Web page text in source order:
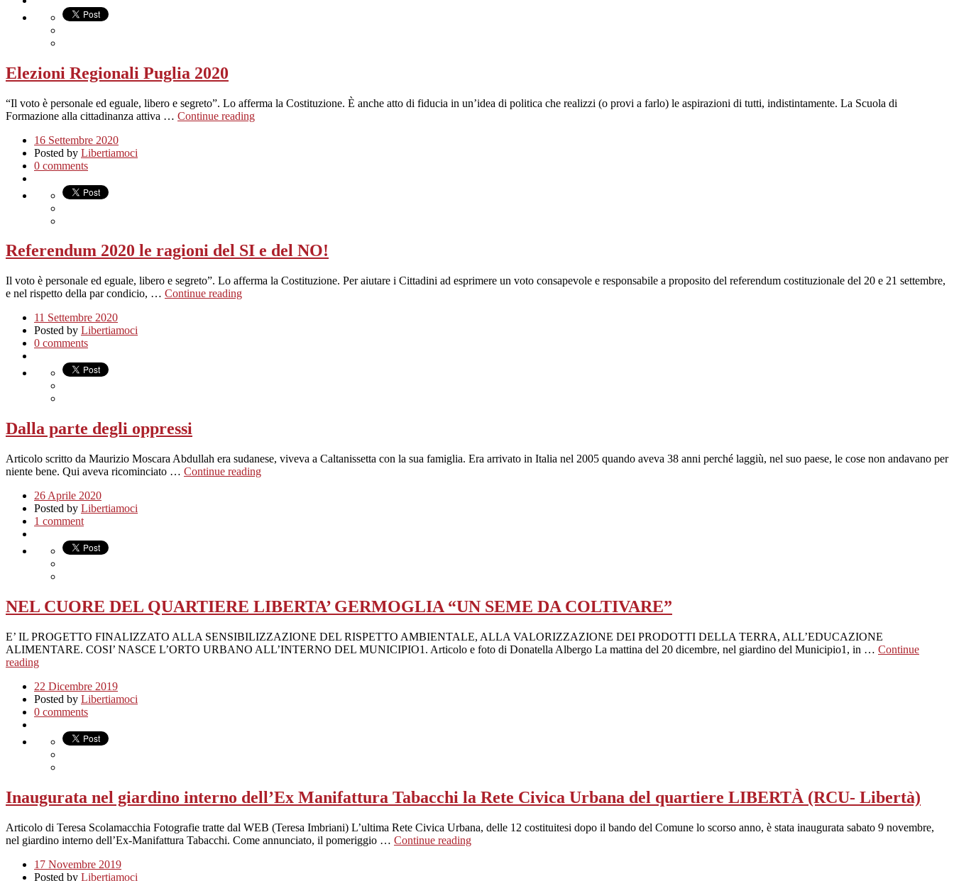
Elezioni Regionali Puglia 2020
“Il voto è personale ed eguale, libero e segreto”. Lo afferma la Costituzione. È anche atto di fiducia in un’idea di politica che realizzi (o provi a farlo) le aspirazioni di tutti, indistintamente. La Scuola di
Formazione alla cittadinanza attiva … Continue reading
16 Settembre 2020
Posted by Libertiamoci
0 comments
Referendum 2020 le ragioni del SI e del NO!
Il voto è personale ed eguale, libero e segreto”. Lo afferma la Costituzione. Per aiutare i Cittadini ad esprimere un voto consapevole e responsabile a proposito del referendum costituzionale del 20 e 21 settembre,
e nel rispetto della par condicio, … Continue reading
11 Settembre 2020
Posted by Libertiamoci
0 comments
Dalla parte degli oppressi
Articolo scritto da Maurizio Moscara Abdullah era sudanese, viveva a Caltanissetta con la sua famiglia. Era arrivato in Italia nel 2005 quando aveva 38 anni perché laggiù, nel suo paese, le cose non andavano per
niente bene. Qui aveva ricominciato … Continue reading
26 Aprile 2020
Posted by Libertiamoci
1 comment
NEL CUORE DEL QUARTIERE LIBERTA’ GERMOGLIA “UN SEME DA COLTIVARE”
E’ IL PROGETTO FINALIZZATO ALLA SENSIBILIZZAZIONE DEL RISPETTO AMBIENTALE, ALLA VALORIZZAZIONE DEI PRODOTTI DELLA TERRA, ALL’EDUCAZIONE
ALIMENTARE. COSI’ NASCE L’ORTO URBANO ALL’INTERNO DEL MUNICIPIO1. Articolo e foto di Donatella Albergo La mattina del 20 dicembre, nel giardino del Municipio1, in … Continue
reading
22 Dicembre 2019
Posted by Libertiamoci
0 comments
Inaugurata nel giardino interno dell’Ex Manifattura Tabacchi la Rete Civica Urbana del quartiere LIBERTÀ (RCU- Libertà)
Articolo di Teresa Scolamacchia Fotografie tratte dal WEB (Teresa Imbriani) L’ultima Rete Civica Urbana, delle 12 costituitesi dopo il bando del Comune lo scorso anno, è stata inaugurata sabato 9 novembre,
nel giardino interno dell’Ex-Manifattura Tabacchi. Come annunciato, il pomeriggio … Continue reading
17 Novembre 2019
Posted by Libertiamoci